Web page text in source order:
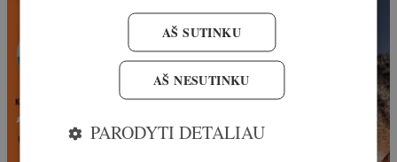
AŠ SUTINKU
AŠ NESUTINKU
PARODYTI DETALIAU